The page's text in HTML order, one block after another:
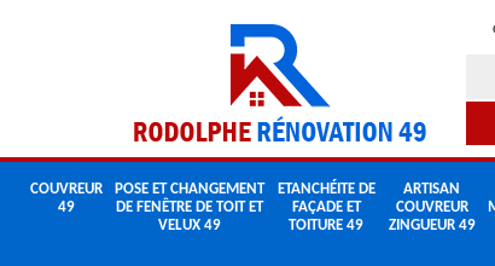
COUVREUR
49
POSE ET CHANGEMENT
DE FENÊTRE DE TOIT ET
VELUX 49
ETANCHÉITE DE
FAÇADE ET
TOITURE 49
ARTISAN
COUVREUR
ZINGUEUR 49